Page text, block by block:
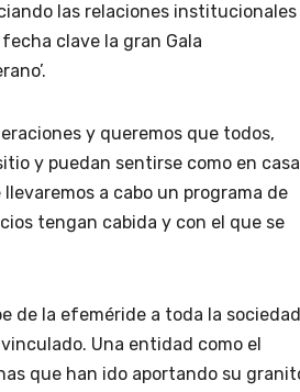
las relaciones institucionales
clave la gran Gala
y queremos que todos,
y puedan sentirse como en
a cabo un programa de
tengan cabida y con el que se
de la efeméride a toda la sociedad
Una entidad como el
que han ido aportando su